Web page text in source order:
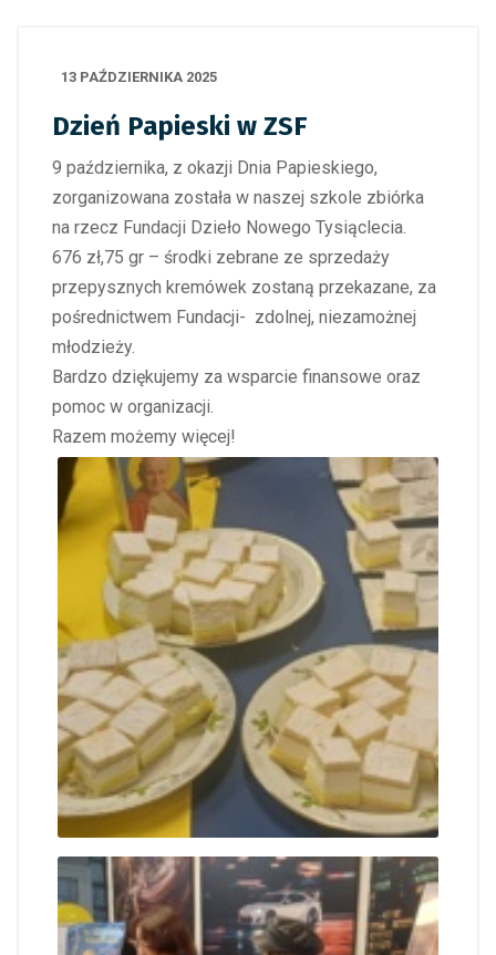
13 PAŹDZIERNIKA 2025
Dzień Papieski w ZSF
9 października, z okazji Dnia Papieskiego,
zorganizowana została w naszej szkole zbiórka
na rzecz Fundacji Dzieło Nowego Tysiąclecia.
676 zł,75 gr – środki zebrane ze sprzedaży
przepysznych kremówek zostaną przekazane, za
pośrednictwem Fundacji- zdolnej, niezamożnej
młodzieży.
Bardzo dziękujemy za wsparcie finansowe oraz
pomoc w organizacji.
Razem możemy więcej!